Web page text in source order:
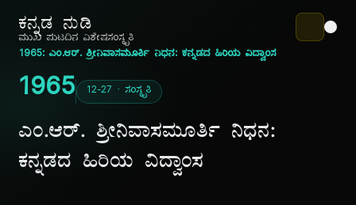
ಕನ್ನಡ ನುಡಿ
ಮುಖ ಪುಟದಿನ ವಿಶೇಷಸಂಸ್ಕೃತಿ
1965: ಎಂ.ಆರ್. ಶ್ರೀನಿವಾಸಮೂರ್ತಿ ನಿಧನ: ಕನ್ನಡದ ಹಿರಿಯ ವಿದ್ವಾಂಸ
1965 12-27 · ಸಂಸ್ಕೃತಿ
ಎಂ.ಆರ್. ಶ್ರೀನಿವಾಸಮೂರ್ತಿ ನಿಧನ:
ಕನ್ನಡದ ಹಿರಿಯ ವಿದ್ವಾಂಸ